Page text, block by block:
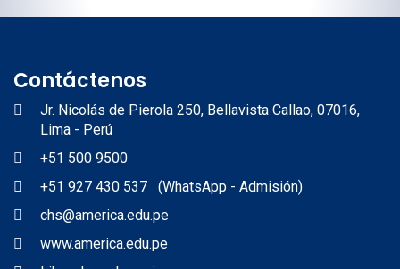
Contáctenos
Jr. Nicolás de Pierola 250, Bellavista Callao, 07016,
Lima - Perú
+51 500 9500
+51 927 430 537 (WhatsApp - Admisión)
chs@america.edu.pe
www.america.edu.pe